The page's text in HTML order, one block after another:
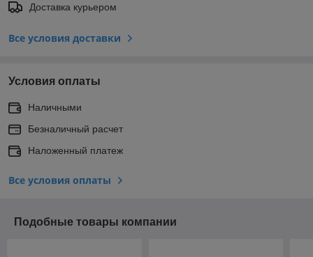
Доставка курьером
Все условия доставки
Условия оплаты
Наличными
Безналичный расчет
Наложенный платеж
Все условия оплаты
Подобные товары компании